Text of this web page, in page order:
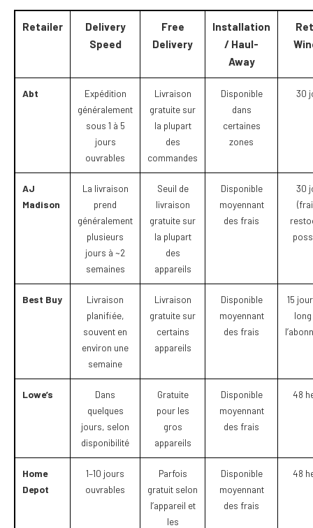
Retailer
Delivery
Speed
Free
Delivery
Installation
/ Haul-
Away
Abt
Expédition
généralement
sous 1 à 5
jours
ouvrables
Livraison
gratuite sur
la plupart
des
commandes
Disponible
dans
certaines
zones
30
AJ
Madison
La livraison
prend
généralement
plusieurs
jours à ~2
semaines
Seuil de
livraison
gratuite sur
la plupart
des
appareils
Disponible
moyennant
des frais
30
Best Buy
Livraison
planifiée,
souvent en
environ une
semaine
Livraison
gratuite sur
certains
appareils
Disponible
moyennant
des frais
15
Lowe’s
Dans
quelques
jours, selon
disponibilité
Gratuite
pour les
gros
appareils
Disponible
moyennant
des frais
48
Home
Depot
1–10 jours
ouvrables
Parfois
gratuit selon
l’appareil et
les
Disponible
moyennant
des frais
48